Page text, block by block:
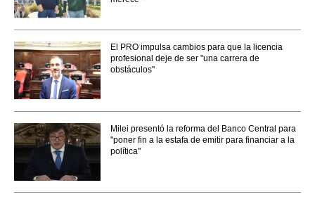
El PRO impulsa cambios para que la licencia
profesional deje de ser "una carrera de
obstáculos"
Milei presentó la reforma del Banco Central para
"poner fin a la estafa de emitir para financiar a la
política"